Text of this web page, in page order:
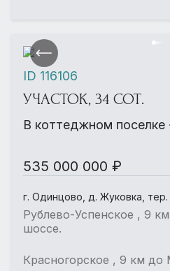
УЧАСТОК, 34 СОТ.
В коттеджном
535 000 000 ₽
г. Одинцово, д. Жуковка,
Рублево-Успенское , 9
шоссе.
Красногорское , 9 км
ID 116106